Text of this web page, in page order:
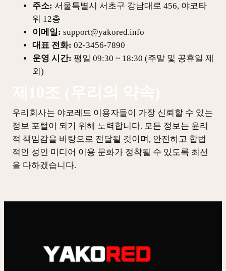
주소: 서울특별시 서초구 강남대로 456, 야코타
워 12층
이메일: support@yakored.info
대표 전화: 02-3456-7890
운영 시간: 평일 09:30 ~ 18:30 (주말 및 공휴일 제
외)
우리회사는 야코레드 이용자들이 가장 신뢰할 수 있는
정보 포털이 되기 위해 노력합니다. 모든 정보는 윤리
적 책임감을 바탕으로 전달될 것이며, 안전하고 합법
적인 성인 미디어 이용 문화가 정착될 수 있도록 최선
을 다하겠습니다.